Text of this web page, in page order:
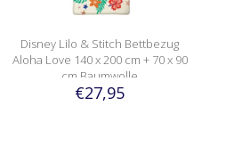
Disney Lilo & Stitch Bettbezug
Aloha Love 140 x 200 cm + 70 x 90
cm Baumwolle
€27,95